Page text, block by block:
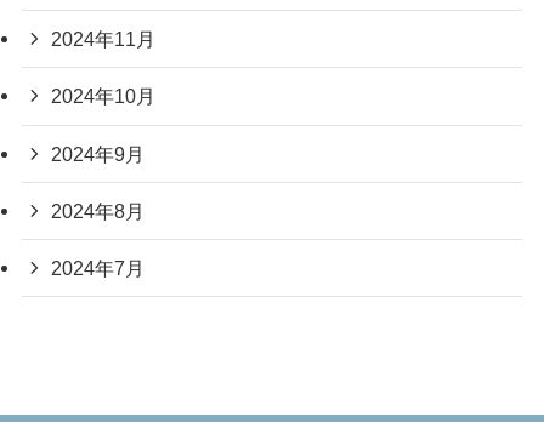
2024年11月
2024年10月
2024年9月
2024年8月
2024年7月